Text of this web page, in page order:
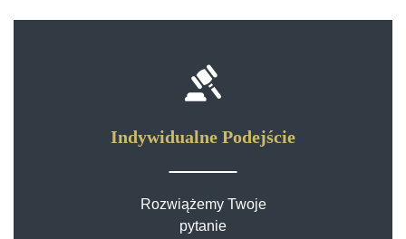
Indywidualne Podejście
Rozwiążemy Twoje
pytanie